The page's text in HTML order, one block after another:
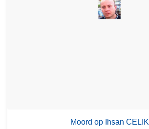
Moord op Ihsan CELIK